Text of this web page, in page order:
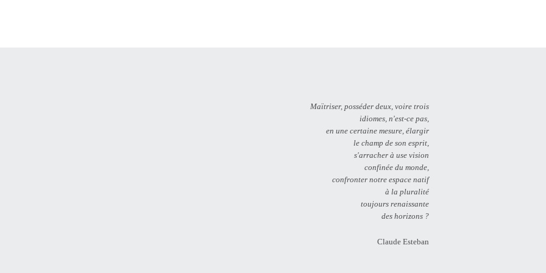
Maïtriser, posséder deux, voire trois
idiomes, n'est-ce pas,
en une certaine mesure, élargir
le champ de son esprit,
s'arracher à use vision
confinée du monde,
confronter notre espace natif
à la pluralité
toujours renaissante
des horizons ?
Claude Esteban